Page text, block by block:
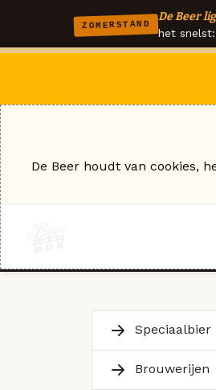
ZOMERSTAND
De Beer
het snelst:
Speciaalbier
Brouwerijen
De Beer houdt van cookies,